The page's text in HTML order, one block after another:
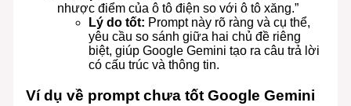
nhược điểm của ô tô điện so với ô tô xăng.”
Lý do tốt: Prompt này rõ ràng và cụ thể,
yêu cầu so sánh giữa hai chủ đề riêng
biệt, giúp Google Gemini tạo ra câu trả lời
có cấu trúc và thông tin.
Ví dụ về prompt chưa tốt Google Gemini